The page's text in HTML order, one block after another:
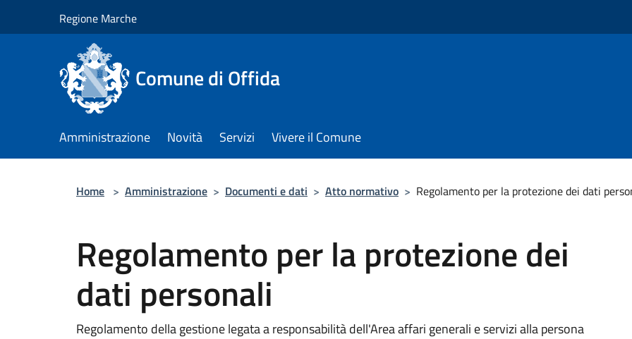
Regione Marche
Comune di Offida
Amministrazione Novità Servizi Vivere il Comune
Home > Amministrazione > Documenti e dati > Atto normativo > Regolamento per la protezione dei dati
Regolamento per la protezione dei
dati personali
Regolamento della gestione legata a responsabilità dell'Area affari generali e servizi alla persona